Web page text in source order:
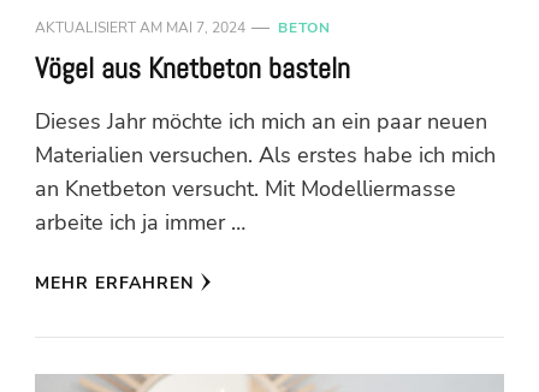
AKTUALISIERT AM MAI 7, 2024 BETON
Vögel aus Knetbeton basteln
Dieses Jahr möchte ich mich an ein paar neuen
Materialien versuchen. Als erstes habe ich mich
an Knetbeton versucht. Mit Modelliermasse
arbeite ich ja immer …
MEHR ERFAHREN